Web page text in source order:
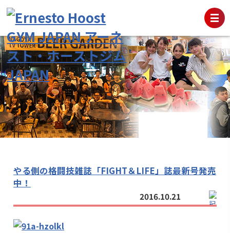
やる側の格闘技雑誌「FIGHT＆LIFE」誌最新号発売
中！
2016.10.21